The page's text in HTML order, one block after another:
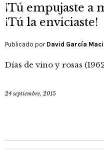
¡Tú empujaste a
¡Tú la enviciaste!
Publicado por David García
Días de vino y rosas
24 septiembre, 2015